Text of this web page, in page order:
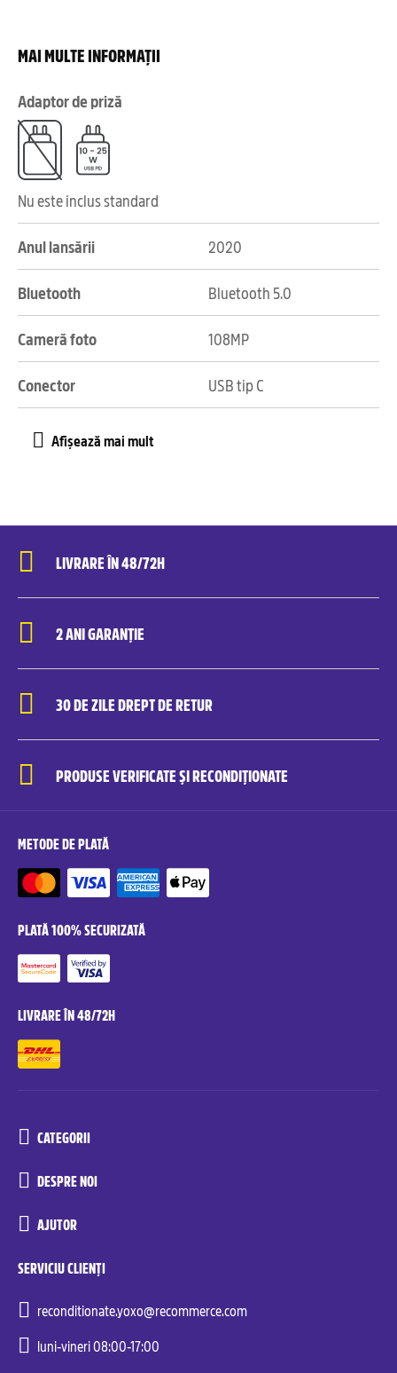
MAI MULTE INFORMAȚII
Adaptor de priză
Nu este inclus standard
Anul lansării 2020
Bluetooth Bluetooth 5.0
Cameră foto 108MP
Conector USB tip C
LIVRARE ÎN 48/72H
2 ANI GARANȚIE
30 DE ZILE DREPT DE RETUR
PRODUSE VERIFICATE ȘI RECONDIȚIONATE
METODE DE PLATĂ
PLATĂ 100% SECURIZATĂ
LIVRARE ÎN 48/72H
CATEGORII
DESPRE NOI
AJUTOR
SERVICIU CLIENȚI
reconditionate.yoxo@recommerce.com
luni-vineri 08:00-17:00